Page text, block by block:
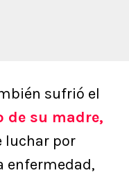
sufrió el
de su madre,
luchar por
enfermedad,